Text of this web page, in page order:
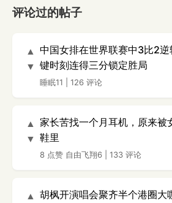
评论过的帖子
▲
▼
中国女排在世界联赛中3比2
键时刻连得三分锁定胜局
睡眠11 126 评论
▲
▼
家长苦找一个月耳机，原来被
鞋里
8 点赞 自由飞翔6 133 评论
▲
胡枫开演唱会聚齐半个港圈大